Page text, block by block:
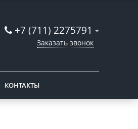
+7 (711) 2275791
Заказать звонок
КОНТАКТЫ